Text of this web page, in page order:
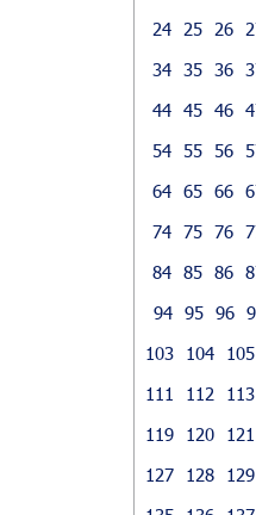
24
25 26
34 35 36
44 45 46
54 55 56
64 65 66
74 75 76
84 85 86
94 95 96
103
104 105
111
112 113
119
120 121
127
128 129